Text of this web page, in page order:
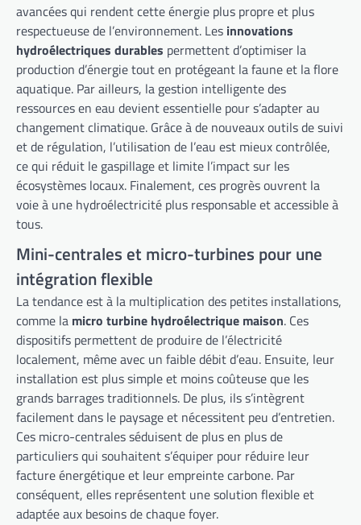
avancées qui rendent cette énergie plus propre et plus
respectueuse de l’environnement. Les innovations
hydroélectriques durables permettent d’optimiser la
production d’énergie tout en protégeant la faune et la flore
aquatique. Par ailleurs, la gestion intelligente des
ressources en eau devient essentielle pour s’adapter au
changement climatique. Grâce à de nouveaux outils de suivi
et de régulation, l’utilisation de l’eau est mieux contrôlée,
ce qui réduit le gaspillage et limite l’impact sur les
écosystèmes locaux. Finalement, ces progrès ouvrent la
voie à une hydroélectricité plus responsable et accessible à
tous.
Mini-centrales et micro-turbines pour une
intégration flexible
La tendance est à la multiplication des petites installations,
comme la micro turbine hydroélectrique maison. Ces
dispositifs permettent de produire de l’électricité
localement, même avec un faible débit d’eau. Ensuite, leur
installation est plus simple et moins coûteuse que les
grands barrages traditionnels. De plus, ils s’intègrent
facilement dans le paysage et nécessitent peu d’entretien.
Ces micro-centrales séduisent de plus en plus de
particuliers qui souhaitent s’équiper pour réduire leur
facture énergétique et leur empreinte carbone. Par
conséquent, elles représentent une solution flexible et
adaptée aux besoins de chaque foyer.